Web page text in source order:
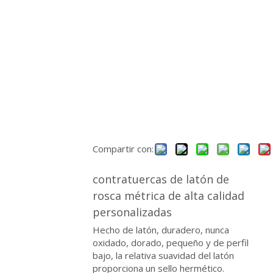
Compartir con:
contratuercas de latón de
rosca métrica de alta calidad
personalizadas
Hecho de latón, duradero, nunca
oxidado, dorado, pequeño y de perfil
bajo, la relativa suavidad del latón
proporciona un sello hermético.